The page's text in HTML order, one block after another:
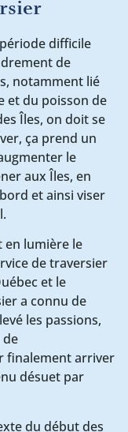
difficile
de
notamment lié
et du poisson de
Îles, on doit se
ça prend un
le
aux Îles, en
et ainsi viser
lumière le
de traversier
et le
a connu de
les passions,
de
finalement arriver
désuet par
du début des